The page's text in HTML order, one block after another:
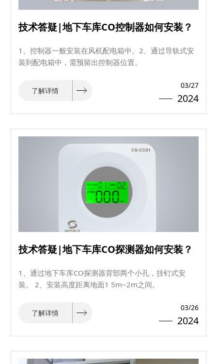
技术答疑|地下车库CO控制器如何安装？
1、控制器一般安装在风机配电箱中。2、通过导轨式安
装到配电箱中，需预留出控制器位置。
了解详情
03/27
2024
技术答疑|地下车库CO探测器如何安装？
1、通过地下车库CO探测器背部两个小孔，挂钉式安
装。 2、安装高度距离地面1 5m~2m之间。
了解详情
03/26
2024